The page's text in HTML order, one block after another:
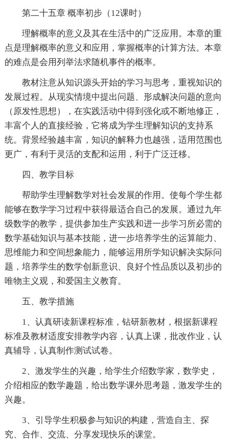
第二十五章 概率初步（12课时）
理解概率的意义及其在生活中的广泛应用。本章的重
点是理解概率的意义和应用，掌握概率的计算方法。本章
的难点是会用列举法求随机事件的概率。
教材注意从知识源头开始的学习与思考，重视知识的
发展过程。从现实情境中提出问题、形成解决问题的意向
（原发性思想），在实践活动中得到强化或不断地修正，
丰富个人的直接经验，它将成为学生理解知识的支持系
统。背景经验越丰富，知识的解释力也越强，适用范围也
更广，有利于灵活的支配和运用，利于广泛迁移。
四、教学目标
帮助学生理解数学对社会发展的作用。使每个学生都
能够在数学学习过程中获得最适合自己的发展。通过九年
级数学的教学，提供参加生产实践和进一步学习所必需的
数学基础知识与基本技能，进一步培养学生的运算能力、
思维能力和空间想象能力，能够运用所学知识解决实际问
题，培养学生的数学创新意识、良好个性品质以及初步的
唯物主义观，和爱国主义教育。
五、教学措施
1、认真研读新课程标准，钻研新教材，根据新课程
标准及教材适度安排教学内容，认真上课，批改作业，认
真辅导，认真制作测试试卷。
2、激发学生的兴趣，给学生介绍数学家，数学史，
介绍相应的数学趣题，给出数学课外思考题，激发学生的
兴趣。
3、引导学生积极参与知识的构建，营造自主、探
究、合作、交流、分享发现快乐的课堂。